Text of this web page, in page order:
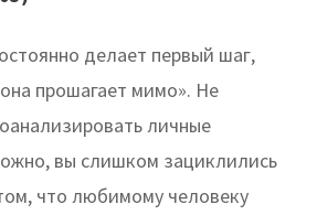
делает первый шаг,
прошагает мимо». Не
личные
вы слишком зациклились
что любимому человеку